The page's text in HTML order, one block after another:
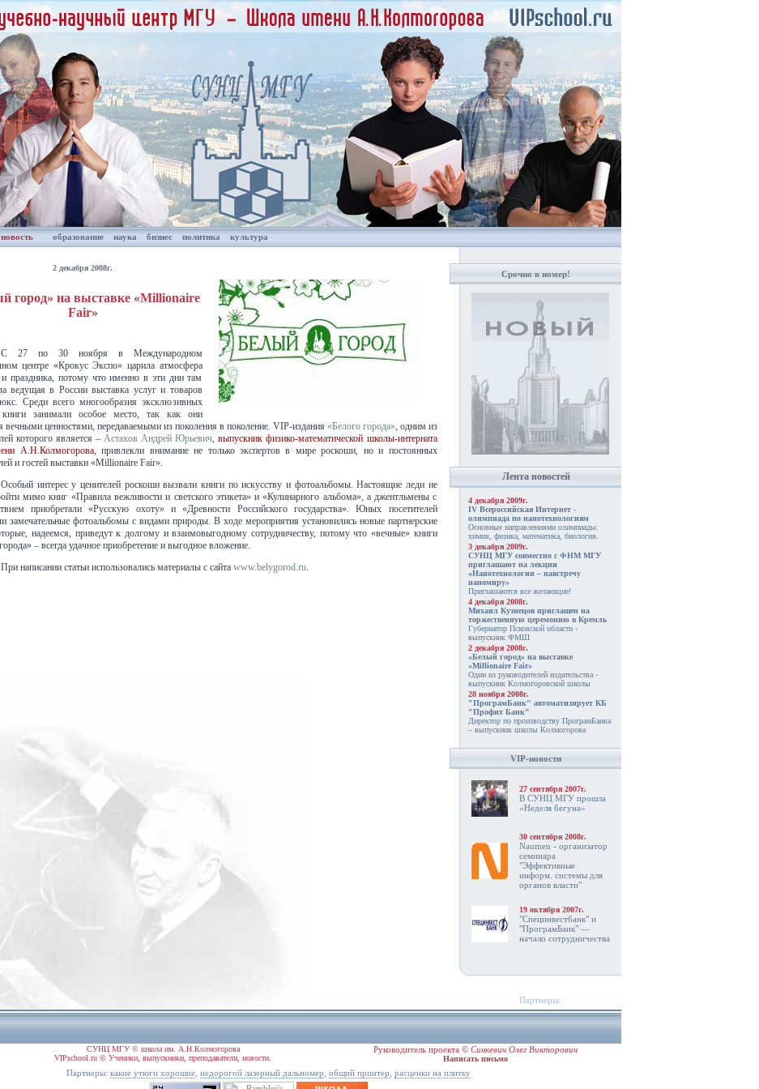
образование наука бизнес политика культура
2 декабря 2008г.
город» на выставке «Millionaire
Fair»
С 27 по 30 ноября в Международном
центре «Крокус Экспо» царила атмосфера
праздника, потому что именно в эти дни там
ведущая в России выставка услуг и товаров
Среди всего многообразия эксклюзивных
книги занимали особое место, так как они
вечными ценностями, передаваемыми из поколения в поколение. VIP-издания «Белого города», одним из
которого является – Астахов Андрей Юрьевич,выпускник физико-математической школы-интерната
А.Н.Колмогорова, привлекли внимание не только экспертов в мире роскоши, но и постоянных
и гостей выставки «Millionaire Fair».
Особый интерес у ценителей роскоши вызвали книги по искусству и фотоальбомы. Настоящие леди не
мимо книг «Правила вежливости и светского этикета» и «Кулинарного альбома», а джентльмены с
приобретали «Русскую охоту» и «Древности Российского государства». Юных посетителей
замечательные фотоальбомы с видами природы. В ходе мероприятия установились новые партнерские
надеемся, приведут к долгому и взаимовыгодному сотрудничеству, потому что «вечные» книги
– всегда удачное приобретение и выгодное вложение.
При написании статьи использовались материалы с сайтаwww.belygorod.ru.
Срочно в номер!
Лента новостей
4 декабря 2009г.
IV Всероссийская Интернет -
олимпиада по нанотехнологиям
Основные направлениями олимпиады:
химия, физика, математика, биология.
3 декабря 2009г.
СУНЦ МГУ совместно с ФНМ МГУ
приглашают на лекции
«Нанотехнологии – навстречу
наномиру»
Приглашаются все желающие!
4 декабря 2008г.
Михаил Кузнецов приглашен на
торжественную церемонию в Кремль
Губернатор Псковской области -
выпускник ФМШ
2 декабря 2008г.
«Белый город» на выставке
«Millionaire Fair»
Один из руководителей издательства -
выпускник Колмогоровской школы
28 ноября 2008г.
"ПрограмБанк" автоматизирует КБ
"Профит Банк"
Директор по производству ПрограмБанка
– выпускник школы Колмогорова
VIP-новости
27 сентября 2007г.
В СУНЦ МГУ прошла
«Неделя бегуна»
30 сентября 2008г.
Naumen - организатор
семинара
"Эффективные
информ. системы для
органов власти"
19 октября 2007г.
"Специнвестбанк" и
"ПрограмБанк" —
начало сотрудничества
Партнеры:
СУНЦ МГУ © школа им. А.Н.Колмогорова
VIPschool.ru © Ученики, выпускники, преподаватели, новости.
Руководитель проекта © Синкевич Олег Викторович
Написать письмо
Партнеры: какие утюги хорошие, недорогой лазерный дальномер общий принтер расценки на плитку